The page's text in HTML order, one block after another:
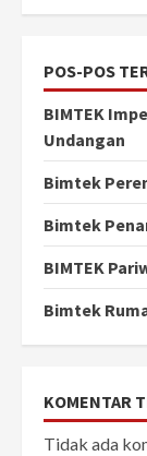
POS-POS
BIMTEK
Undangan
Bimtek
Bimtek
BIMTEK
Bimtek
KOMENTAR
Tidak ada